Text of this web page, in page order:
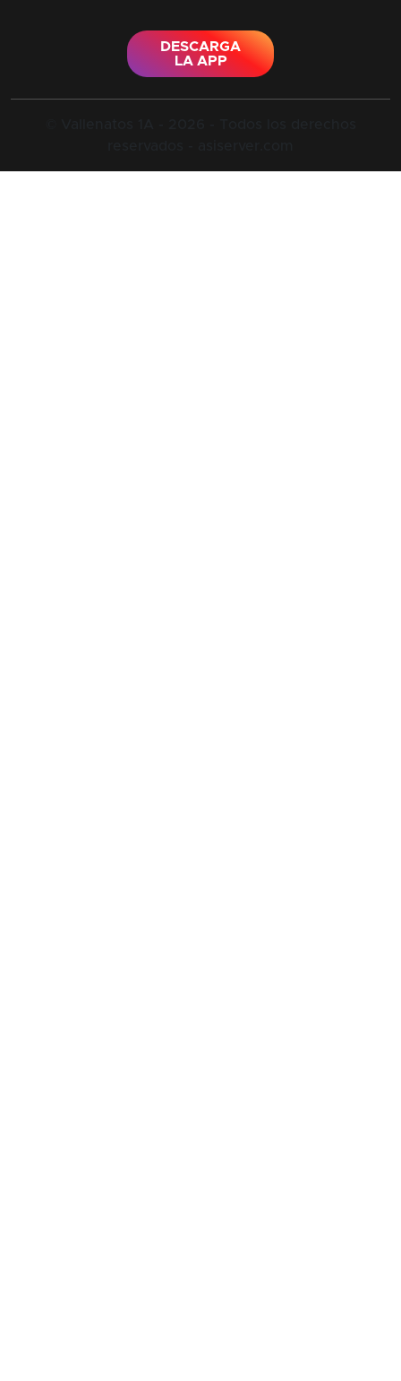
DESCARGA
LA APP